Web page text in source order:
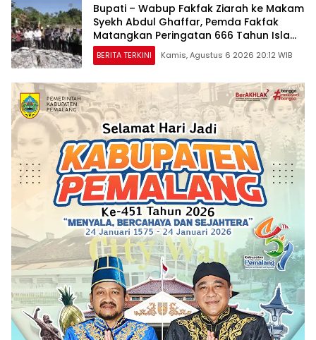
Bupati – Wabup Fakfak Ziarah ke Makam
Syekh Abdul Ghaffar, Pemda Fakfak
Matangkan Peringatan 666 Tahun Islam
Masuk Tanah Papua
BERITA TERKINI Kamis, Agustus 6 2026 20:12 WIB